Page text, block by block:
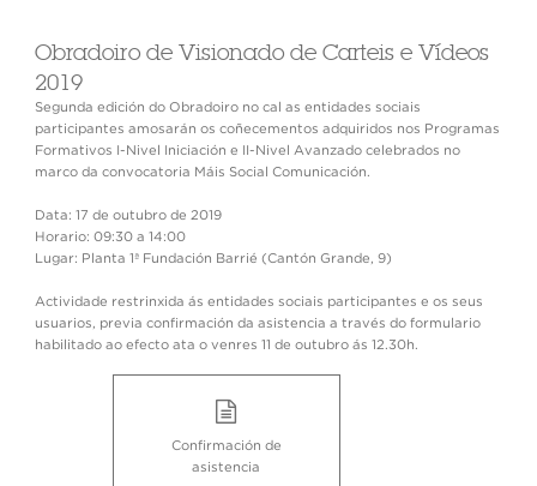
Obradoiro de Visionado de Carteis e Vídeos
2019
Segunda edición do Obradoiro no cal as entidades sociais
participantes amosarán os coñecementos adquiridos nos Programas
Formativos I-Nivel Iniciación e II-Nivel Avanzado celebrados no
marco da convocatoria Máis Social Comunicación.
Data: 17 de outubro de 2019
Horario: 09:30 a 14:00
Lugar: Planta 1ª Fundación Barrié (Cantón Grande, 9)
Actividade restrinxida ás entidades sociais participantes e os seus
usuarios, previa confirmación da asistencia a través do formulario
habilitado ao efecto ata o venres 11 de outubro ás 12.30h.
Confirmación de
asistencia